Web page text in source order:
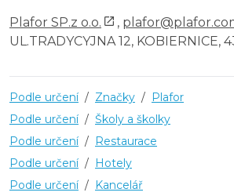
Plafor SP.z o.o. ,
UL.TRADYCYJNA 12, KOBIERNICE,
Podle určení / Značky / Plafor
Podle určení / Školy a školky
Podle určení / Restaurace
Podle určení / Hotely
Podle určení / Kancelář